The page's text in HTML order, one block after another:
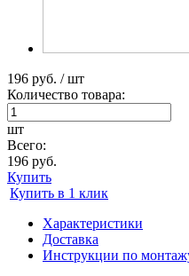
196 руб. / шт
Количество товара:
шт
Всего:
196 руб.
Купить
Купить в 1 клик
Характеристики
Доставка
Инструкции по